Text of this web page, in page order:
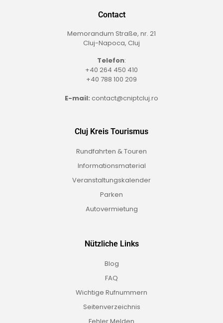
Contact
Memorandum Straße, nr. 21
Cluj-Napoca, Cluj
Telefon:
+40 264 450 410
+40 788 100 209
E-mail: contact@cniptcluj.ro
Cluj Kreis Tourismus
Rundfahrten & Touren
Informationsmaterial
Veranstaltungskalender
Parken
Autovermietung
Nützliche Links
Blog
FAQ
Wichtige Rufnummern
Seitenverzeichnis